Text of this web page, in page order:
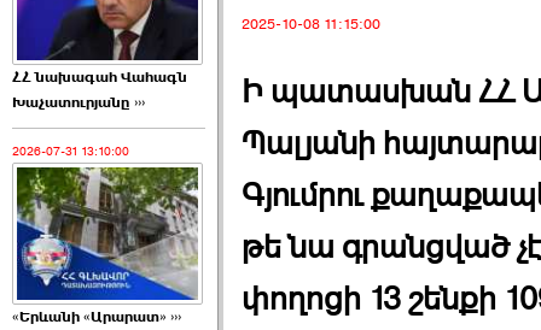
ՀՀ նախագահ Վահագն
Խաչատուրյանը ›››
2026-07-31 13:10:00
«Երևանի «Արարատ» ›››
2025-10-08 11:15:00
Ի պատասխան ՀՀ
Պալյանի
Գյումրու
թե նա գրանցված չէ
փողոցի 13 շենքի